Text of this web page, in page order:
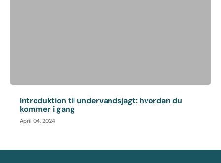
Introduktion til undervandsjagt: hvordan du
kommer i gang
April 04, 2024